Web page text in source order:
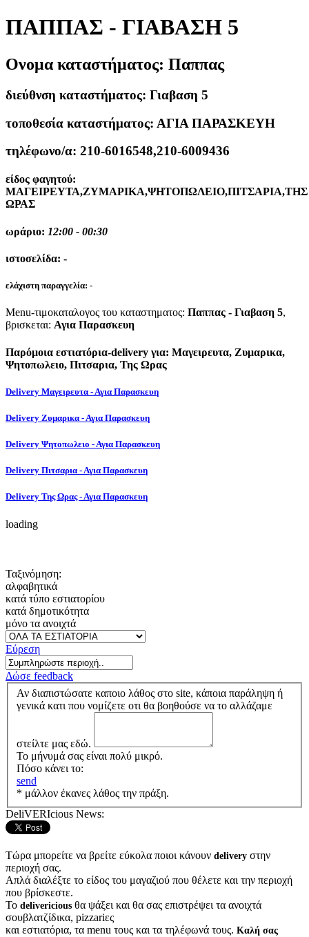
ΠΑΠΠΑΣ - ΓΙΑΒΑΣΗ 5
Ονομα καταστήματος: Παππας
διεύθνση καταστήματος: Γιαβαση 5
τοποθεσία καταστήματος: ΑΓΙΑ ΠΑΡΑΣΚΕΥΗ
τηλέφωνο/α: 210-6016548,210-6009436
είδος φαγητού:
ΜΑΓΕΙΡΕΥΤΑ,ΖΥΜΑΡΙΚΑ,ΨΗΤΟΠΩΛΕΙΟ,ΠΙΤΣΑΡΙΑ,ΤΗΣ
ΩΡΑΣ
ωράριο: 12:00 - 00:30
ιστοσελίδα: -
ελάχιστη παραγγελία: -
Menu-τιμοκαταλογος του καταστηματος: Παππας - Γιαβαση 5,
βρισκεται: Αγια Παρασκευη
Παρόμοια εστιατόρια-delivery για: Μαγειρευτα, Ζυμαρικα,
Ψητοπωλειο, Πιτσαρια, Της Ωρας
Delivery Μαγειρευτα - Αγια Παρασκευη
Delivery Ζυμαρικα - Αγια Παρασκευη
Delivery Ψητοπωλειο - Αγια Παρασκευη
Delivery Πιτσαρια - Αγια Παρασκευη
Delivery Της Ωρας - Αγια Παρασκευη
loading
Ταξινόμηση:
αλφαβητικά
κατά τύπο εστιατορίου
κατά δημοτικότητα
μόνο τα ανοιχτά
Εύρεση
Δώσε feedback
Αν διαπιστώσατε καποιο λάθος στο site, κάποια παράληψη ή
γενικά κατι που νομίζετε οτι θα βοηθούσε να το αλλάζαμε
στείλτε μας εδώ.
Το μήνυμά σας είναι πολύ μικρό.
Πόσο κάνει το:
send
* μάλλον έκανες λάθος την πράξη.
DeliVERIcious News:
Τώρα μπορείτε να βρείτε εύκολα ποιοι κάνουν delivery στην
περιοχή σας.
Απλά διαλέξτε το είδος του μαγαζιού που θέλετε και την περιοχή
που βρίσκεστε.
Το delivericious θα ψάξει και θα σας επιστρέψει τα ανοιχτά
σουβλατζίδικα, pizzariες
και εστιατόρια, τα menu τους και τα τηλέφωνά τους. Καλή σας